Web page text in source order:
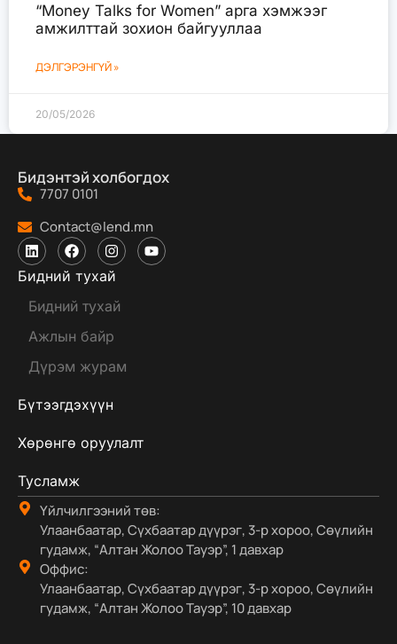
“Money Talks for Women” арга хэмжээг
амжилттай зохион байгууллаа
ДЭЛГЭРЭНГҮЙ »
20/05/2026
Бидэнтэй холбогдох
7707 0101
Contact@lend.mn
Бидний тухай
Бүтээгдэхүүн
Хөрөнгө оруулалт
Тусламж
Бидний тухай
Ажлын байр
Дүрэм журам
Үйлчилгээний төв:
Улаанбаатар, Сүхбаатар дүүрэг, 3-р хороо, Сөүлийн
гудамж, “Алтан Жолоо Тауэр”, 1 давхар
Оффис:
Улаанбаатар, Сүхбаатар дүүрэг, 3-р хороо, Сөүлийн
гудамж, “Алтан Жолоо Тауэр”, 10 давхар